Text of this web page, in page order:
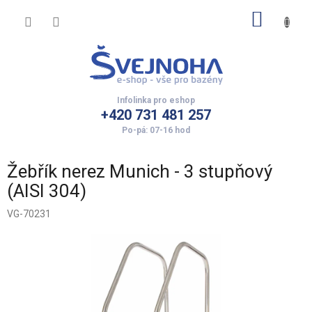
+420 731 481 257
Žebřík nerez Munich - 3 stupňový
(AISI 304)
VG-70231